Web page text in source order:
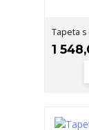
Tapeta
1